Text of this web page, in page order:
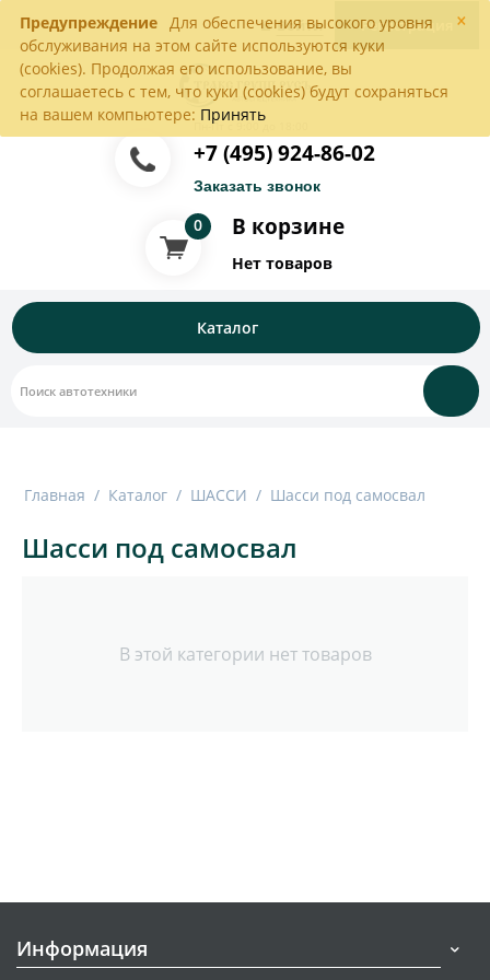
×
Предупреждение Для обеспечения высокого уровня
обслуживания на этом сайте используются куки
(cookies). Продолжая его использование, вы
соглашаетесь с тем, что куки (cookies) будут сохраняться
на вашем компьютере: Принять
Войти Регистрация
Пн-Пт с 9:00 до 18:00
+7 (495) 924-86-02
Заказать звонок
В корзине
0
Нет товаров
Каталог
Главная / Каталог / ШАССИ / Шасси под самосвал
Шасси под самосвал
В этой категории нет товаров
Информация